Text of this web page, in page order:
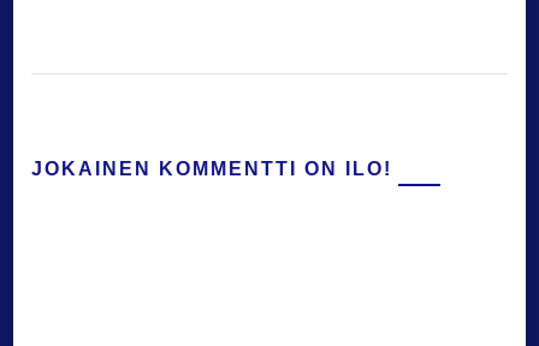
JOKAINEN KOMMENTTI ON ILO!